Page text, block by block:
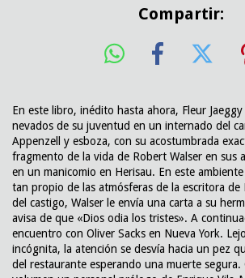
Compartir:
En este libro, inédito hasta ahora, Fleur
nevados de su juventud en un internado del
Appenzell y esboza, con su acostumbrada
fragmento de la vida de Robert Walser en sus
en un manicomio en Herisau. En este
tan propio de las atmósferas de la escritora de
del castigo, Walser le envía una carta a su
avisa de que «Dios odia los tristes». A
encuentro con Oliver Sacks en Nueva York.
incógnita, la atención se desvía hacia un pez
del restaurante esperando una muerte segura.